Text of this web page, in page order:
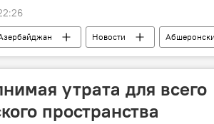
Новости
хозяйства АР
Птичий грипп
утрата для всего
пространства